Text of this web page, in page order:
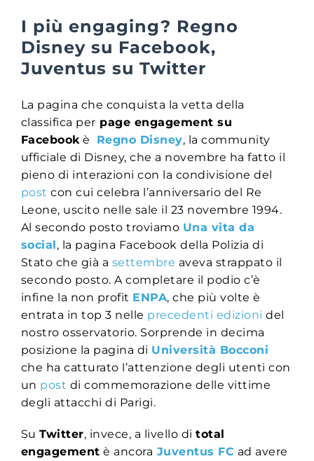
I più engaging? Regno
Disney su Facebook,
Juventus su Twitter
La pagina che conquista la vetta della
classifica per page engagement su
Facebookè Regno Disney, la community
ufficiale di Disney, che a novembre ha fatto il
pieno di interazioni con la condivisione del
post con cui celebra l’anniversario del Re
Leone, uscito nelle sale il 23 novembre 1994.
Al secondo posto troviamo Una vita da
social , la pagina Facebook della Polizia di
Stato che già a settembre aveva strappato il
secondo posto. A completare il podio c’è
infine la non profit ENPA, che più volte è
entrata in top 3 nelle precedenti edizioni del
nostro osservatorio. Sorprende in decima
posizione la pagina di Università Bocconi
che ha catturato l’attenzione degli utenti con
un post di commemorazione delle vittime
degli attacchi di Parigi.
SuTwitter, invece, a livello ditotal
engagement è ancora Juventus FC ad avere